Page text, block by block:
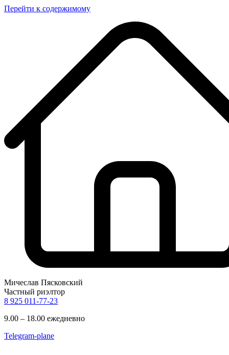
Перейти к содержимому
Мичеслав Пясковский
Частный риэлтор
8 925 011-77-23
9.00 – 18.00 ежедневно
Telegram-plane